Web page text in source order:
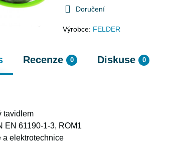
Doručení
Výrobce: FELDER
Recenze 0 Diskuse 0
tavidlem
EN 61190-1-3, ROM1
a elektrotechnice